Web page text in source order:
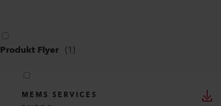
Produkt Flyer (1)
MEMS SERVICES